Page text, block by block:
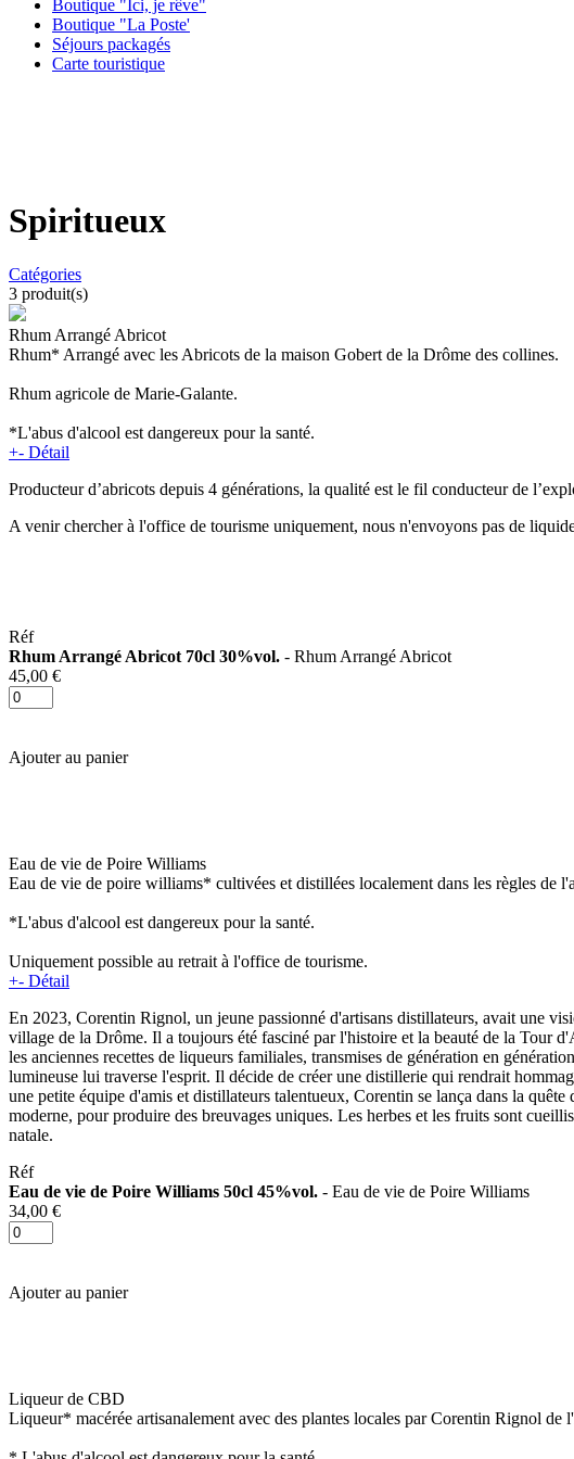
Boutique "Ici, je rêve"
Boutique "La Poste'
Séjours packagés
Carte touristique
Spiritueux
Catégories
3 produit(s)
Rhum Arrangé Abricot
Rhum* Arrangé avec les Abricots de la maison Gobert de la Drôme des collines.
Rhum agricole de Marie-Galante.
*L'abus d'alcool est dangereux pour la santé.
+- Détail
Producteur d’abricots depuis 4 générations, la qualité est le fil conducteur de
A venir chercher à l'office de tourisme uniquement, nous n'envoyons pas de
Réf
Rhum Arrangé Abricot 70cl 30%vol. - Rhum Arrangé Abricot
45,00 €
Ajouter au panier
Eau de vie de Poire Williams
Eau de vie de poire williams* cultivées et distillées localement dans les règles
*L'abus d'alcool est dangereux pour la santé.
Uniquement possible au retrait à l'office de tourisme.
+- Détail
En 2023, Corentin Rignol, un jeune passionné d'artisans distillateurs, avait une
village de la Drôme. Il a toujours été fasciné par l'histoire et la beauté de la Tour
les anciennes recettes de liqueurs familiales, transmises de génération en
lumineuse lui traverse l'esprit. Il décide de créer une distillerie qui rendrait
une petite équipe d'amis et distillateurs talentueux, Corentin se lança dans la
moderne, pour produire des breuvages uniques. Les herbes et les fruits sont
natale.
Réf
Eau de vie de Poire Williams 50cl 45%vol. - Eau de vie de Poire Williams
34,00 €
Ajouter au panier
Liqueur de CBD
Liqueur* macérée artisanalement avec des plantes locales par Corentin Rignol